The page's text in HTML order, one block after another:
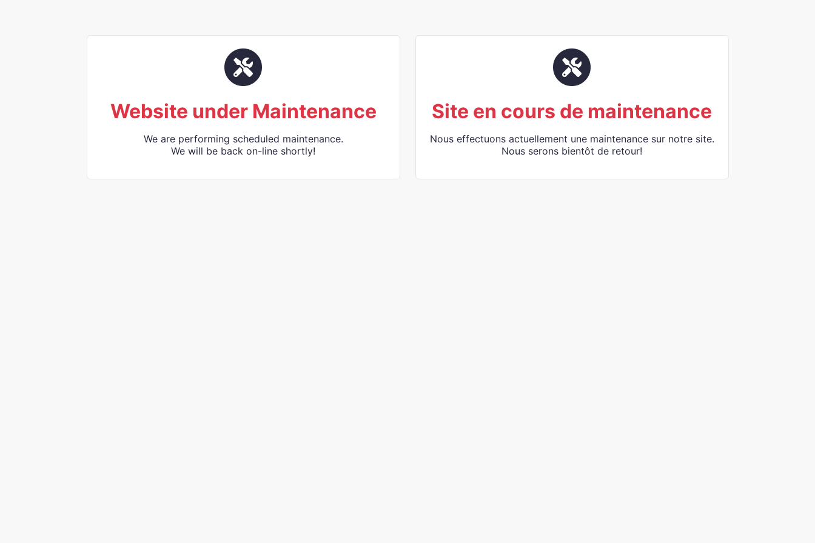
Website under Maintenance
We are performing scheduled maintenance.
We will be back on-line shortly!
Site en cours de maintenance
Nous effectuons actuellement une maintenance sur notre site.
Nous serons bientôt de retour!